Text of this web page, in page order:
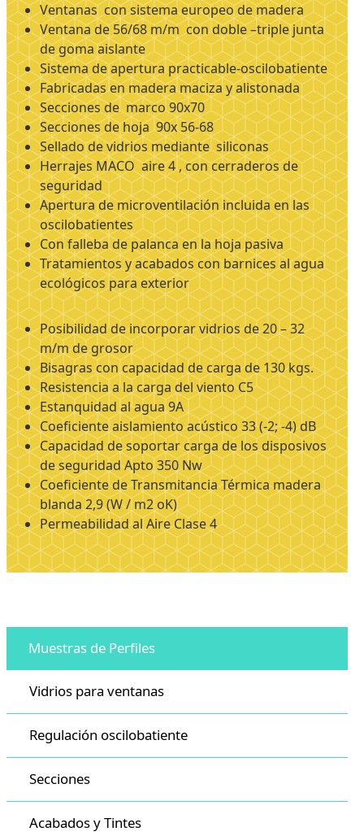
Ventanas con sistema europeo de madera
Ventana de 56/68 m/m con doble –triple junta
de goma aislante
Sistema de apertura practicable-oscilobatiente
Fabricadas en madera maciza y alistonada
Secciones de marco 90x70
Secciones de hoja 90x 56-68
Sellado de vidrios mediante siliconas
Herrajes MACO aire 4 , con cerraderos de
seguridad
Apertura de microventilación incluida en las
oscilobatientes
Con falleba de palanca en la hoja pasiva
Tratamientos y acabados con barnices al agua
ecológicos para exterior
Posibilidad de incorporar vidrios de 20 – 32
m/m de grosor
Bisagras con capacidad de carga de 130 kgs.
Resistencia a la carga del viento C5
Estanquidad al agua 9A
Coeficiente aislamiento acústico 33 (-2; -4) dB
Capacidad de soportar carga de los disposivos
de seguridad Apto 350 Nw
Coeficiente de Transmitancia Térmica madera
blanda 2,9 (W / m2 oK)
Permeabilidad al Aire Clase 4
Muestras de Perfiles
Vidrios para ventanas
Regulación oscilobatiente
Secciones
Acabados y Tintes